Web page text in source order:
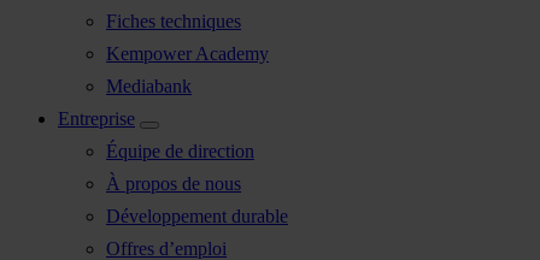
Fiches techniques
Kempower Academy
Mediabank
Entreprise
Équipe de direction
À propos de nous
Développement durable
Offres d’emploi